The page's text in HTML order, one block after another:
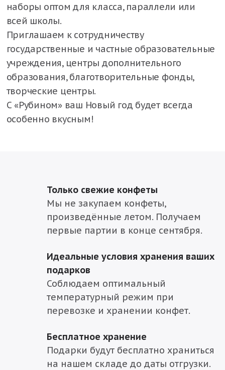
наборы оптом для класса, параллели или
всей школы.
Приглашаем к сотрудничеству
государственные и частные образовательные
учреждения, центры дополнительного
образования, благотворительные фонды,
творческие центры.
С «Рубином» ваш Новый год будет всегда
особенно вкусным!
Только свежие конфеты
Мы не закупаем конфеты,
произведённые летом. Получаем
первые партии в конце сентября.
Идеальные условия хранения ваших
подарков
Соблюдаем оптимальный
температурный режим при
перевозке и хранении конфет.
Бесплатное хранение
Подарки будут бесплатно храниться
на нашем складе до даты отгрузки.